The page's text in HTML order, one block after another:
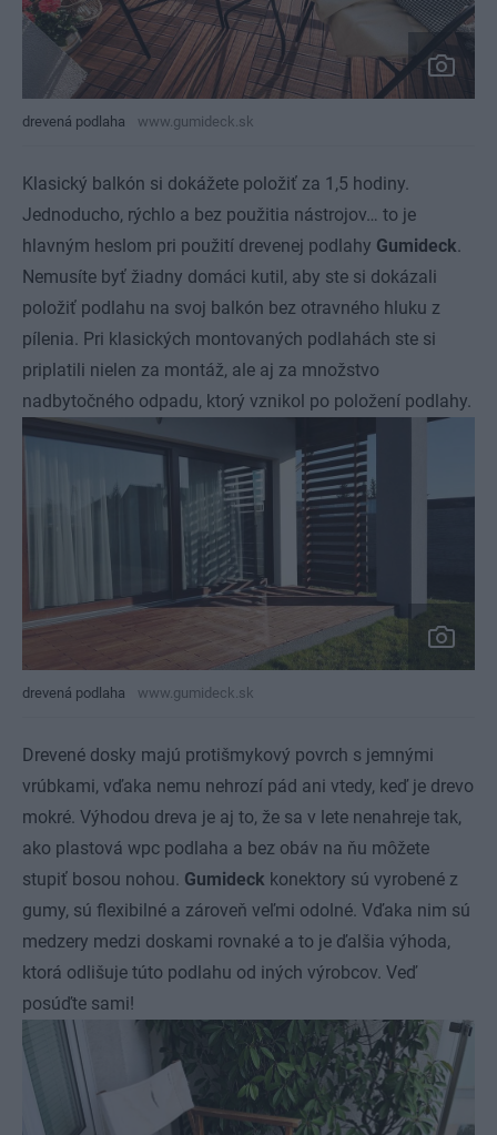
drevená podlaha www.gumideck.sk
Klasický balkón si dokážete položiť za 1,5 hodiny.
Jednoducho, rýchlo a bez použitia nástrojov… to je
hlavným heslom pri použití drevenej podlahy Gumideck.
Nemusíte byť žiadny domáci kutil, aby ste si dokázali
položiť podlahu na svoj balkón bez otravného hluku z
pílenia. Pri klasických montovaných podlahách ste si
priplatili nielen za montáž, ale aj za množstvo
nadbytočného odpadu, ktorý vznikol po položení podlahy.
drevená podlaha www.gumideck.sk
Drevené dosky majú protišmykový povrch s jemnými
vrúbkami, vďaka nemu nehrozí pád ani vtedy, keď je drevo
mokré. Výhodou dreva je aj to, že sa v lete nenahreje tak,
ako plastová wpc podlaha a bez obáv na ňu môžete
stupiť bosou nohou. Gumideck konektory sú vyrobené z
gumy, sú flexibilné a zároveň veľmi odolné. Vďaka nim sú
medzery medzi doskami rovnaké a to je ďalšia výhoda,
ktorá odlišuje túto podlahu od iných výrobcov. Veď
posúďte sami!